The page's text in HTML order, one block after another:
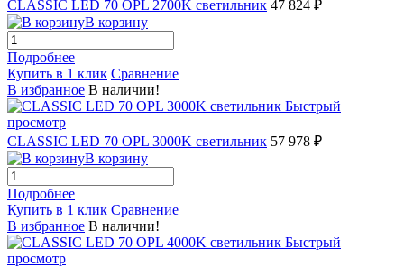
CLASSIC LED 70 OPL 2700K светильник 47 824 ₽
В корзину
Подробнее
Купить в 1 клик Сравнение
В избранное В наличии!
Быстрый
просмотр
CLASSIC LED 70 OPL 3000K светильник 57 978 ₽
В корзину
Подробнее
Купить в 1 клик Сравнение
В избранное В наличии!
Быстрый
просмотр